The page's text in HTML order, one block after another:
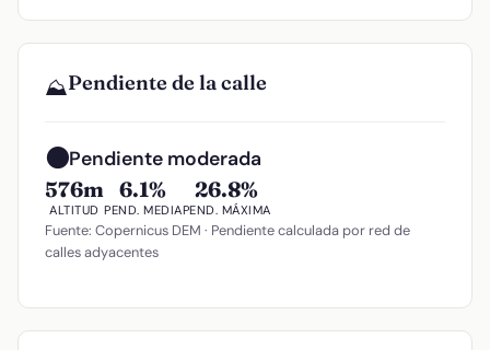
⛰️Pendiente de la calle
🟠Pendiente moderada
576m
ALTITUD
6.1%
PEND. MEDIA
26.8%
PEND. MÁXIMA
Fuente: Copernicus DEM · Pendiente calculada por red de
calles adyacentes